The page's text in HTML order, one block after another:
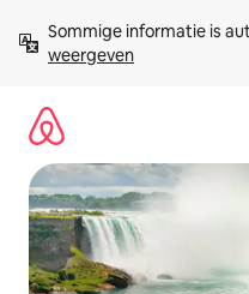
direct
naar
Sommige informatie is
weergeven